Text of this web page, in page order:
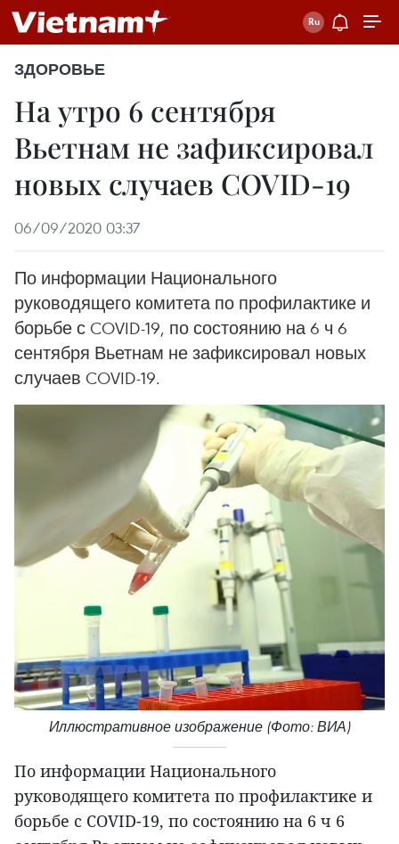
ЗДОРОВЬЕ
На утро 6 сентября
Вьетнам не зафиксировал
новых случаев COVID-19
06/09/2020 03:37
По информации Национального
руководящего комитета по профилактике и
борьбе с COVID-19, по состоянию на 6 ч 6
сентября Вьетнам не зафиксировал новых
случаев COVID-19.
Иллюстративное изображение (Фото: ВИА)
По информации Национального
руководящего комитета по профилактике и
борьбе с COVID-19, по состоянию на 6 ч 6